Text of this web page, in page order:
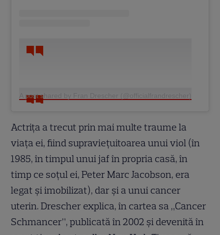
A post shared by Fran Drescher (@officialfrandrescher)
Actrița a trecut prin mai multe traume la
viața ei, fiind supravieţuitoarea unui viol (în
1985, în timpul unui jaf în propria casă, în
timp ce soțul ei, Peter Marc Jacobson, era
legat și imobilizat), dar și a unui cancer
uterin. Drescher explica, în cartea sa „Cancer
Schmancer”, publicată în 2002 și devenită în